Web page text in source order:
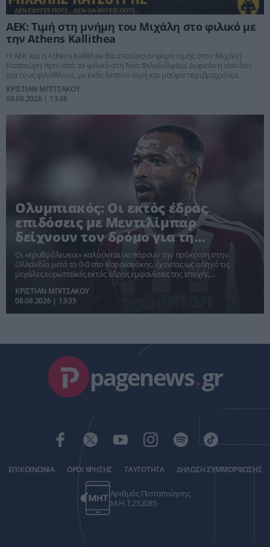
ΑΕΚ: Τιμή στη μνήμη του Μιχάλη στο φιλικό με
την Athens Kallithea
Η ΑΕΚ και η Athens Kallithea θα αποτίσουν φόρο τιμής στον Μιχάλη
Κατσούρη πριν από το φιλικό στη Νέα Φιλαδέλφεια. Δωρεάν η είσοδος
για τους φιλάθλους, με ενός λεπτού σιγή και μαύρα περιβραχιόνια.
ΚΡΙΣΤΙΑΝ ΜΠΙΤΣΑΚΟΥ
08.08.2026 | 13:38
Ολυμπιακός: Οι εκτός έδρας
επιδόσεις με Μεντιλίμπαρ
δείχνουν τον δρόμο για τη
Ναϊμέγκεν
Οι «ερυθρόλευκοι» καλούνται να πάρουν την πρόκριση στην
Ολλανδία μετά το 0-0 στο Καραϊσκάκης, έχοντας ως οδηγό τις
μεγάλες ευρωπαϊκές εκτός έδρας εμφανίσεις της εποχής
ΚΡΙΣΤΙΑΝ ΜΠΙΤΣΑΚΟΥ
08.08.2026 | 13:35
pagenews.gr
ΕΠΙΚΟΙΝΩΝΙΑ ΟΡΟΙ ΧΡΗΣΗΣ ΤΑΥΤΟΤΗΤΑ ΔΗΛΩΣΗ ΣΥΜΜΟΡΦΩΣΗΣ
Αριθμός Πιστοποίησης
Μ.Η.Τ.252085